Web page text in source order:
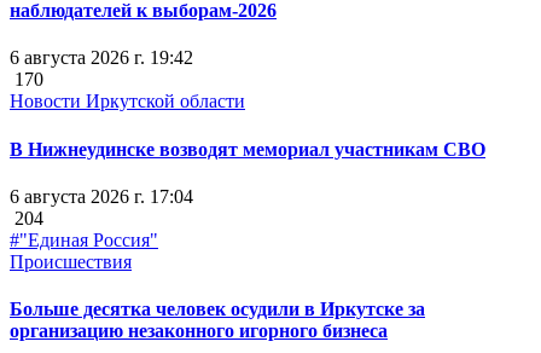
наблюдателей к выборам-2026
6 августа 2026 г. 19:42
170
Новости Иркутской области
В Нижнеудинске возводят мемориал участникам СВО
6 августа 2026 г. 17:04
204
#"Единая Россия"
Происшествия
Больше десятка человек осудили в Иркутске за
организацию незаконного игорного бизнеса